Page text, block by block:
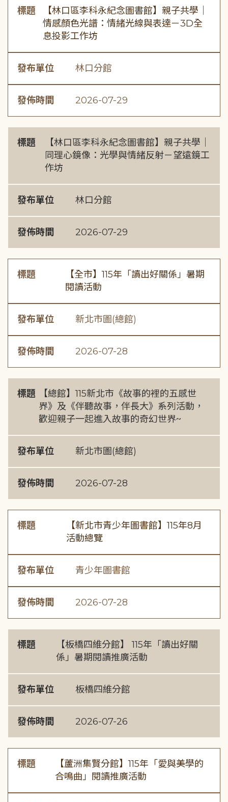
標題
【林口區李科永紀念圖書館】親子共學｜
情感顏色光譜：情緒光線與表達－3D全
息投影工作坊
發布單位 林口分館
發佈時間 2026-07-29
標題
【林口區李科永紀念圖書館】親子共學｜
同理心鏡像：光學與情緒反射－望遠鏡工
作坊
發布單位 林口分館
發佈時間 2026-07-29
標題
【全市】115年「讀出好關係」暑期
閱讀活動
發布單位 新北市圖(總館)
發佈時間 2026-07-28
標題
【總館】115新北市《故事的裡的五感世
界》及《伴聽故事，伴長大》系列活動，
歡迎親子一起進入故事的奇幻世界~
發布單位 新北市圖(總館)
發佈時間 2026-07-28
標題
【新北市青少年圖書館】115年8月
活動總覽
發布單位 青少年圖書館
發佈時間 2026-07-28
標題
【板橋四維分館】 115年「讀出好關
係」暑期閱讀推廣活動
發布單位 板橋四維分館
發佈時間 2026-07-26
標題
【蘆洲集賢分館】115年「愛與美學的
合鳴曲」閱讀推廣活動